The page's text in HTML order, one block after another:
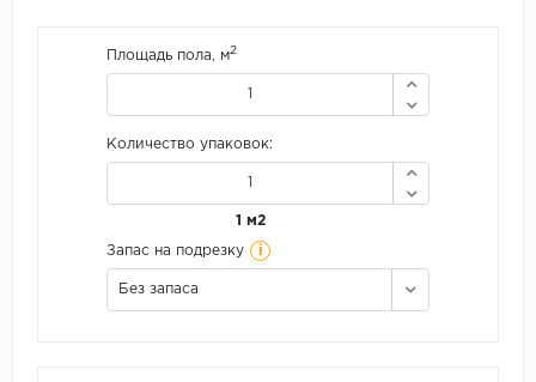
Площадь пола, м2
Количество упаковок:
1 м2
Запас на подрезку i
Без запаса